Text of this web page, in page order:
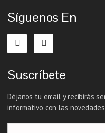
Síguenos En
Suscríbete
Déjanos tu email y recibirás
informativo con las